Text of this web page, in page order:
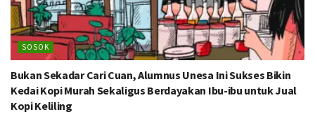
SOSOK
Bukan Sekadar Cari Cuan, Alumnus Unesa Ini Sukses Bikin
Kedai Kopi Murah Sekaligus Berdayakan Ibu-ibu untuk Jual
Kopi Keliling